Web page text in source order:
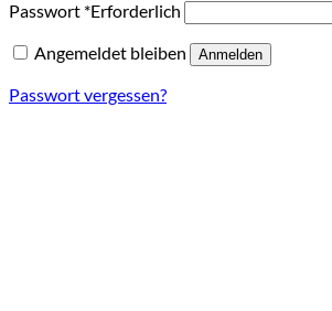
Passwort *Erforderlich
Angemeldet bleiben
Anmelden
Passwort vergessen?